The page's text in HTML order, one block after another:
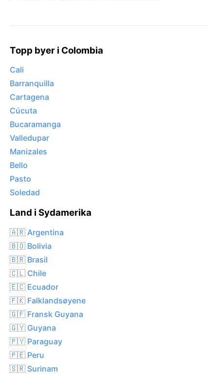
Topp byer i Colombia
Cali
Barranquilla
Cartagena
Cúcuta
Bucaramanga
Valledupar
Manizales
Bello
Pasto
Soledad
Land i Sydamerika
🇦🇷 Argentina
🇧🇴 Bolivia
🇧🇷 Brasil
🇨🇱 Chile
🇪🇨 Ecuador
🇫🇰 Falklandsøyene
🇬🇫 Fransk Guyana
🇬🇾 Guyana
🇵🇾 Paraguay
🇵🇪 Peru
🇸🇷 Surinam